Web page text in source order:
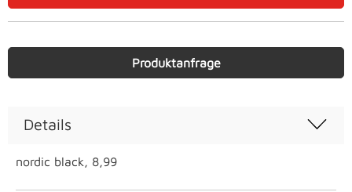
Produktanfrage
Details
nordic black, 8,99